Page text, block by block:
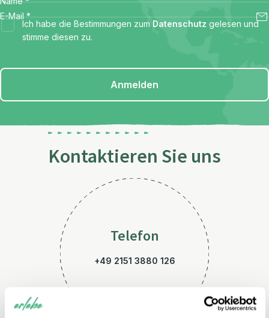
E-Mail *
Ich habe die Bestimmungen zum Datenschutz gelesen und
stimme diesen zu.
Anmelden
Kontaktieren Sie uns
Telefon
+49 2151 3880 126